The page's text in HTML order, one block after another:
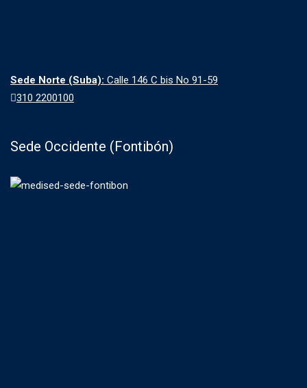
Sede Norte (Suba): Calle 146 C bis No 91-59
310 2200100
Sede Occidente (Fontibón)